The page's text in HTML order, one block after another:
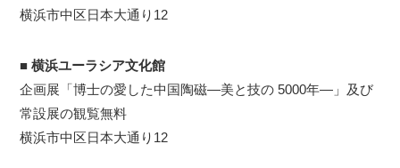
横浜市中区日本大通り12
■横浜ユーラシア文化館
企画展「博士の愛した中国陶磁―美と技の 5000年―」及び
常設展の観覧無料
横浜市中区日本大通り12